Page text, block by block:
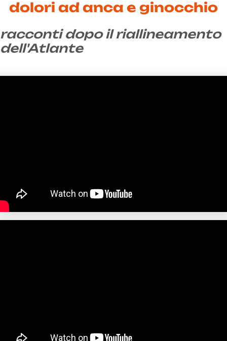
dolori ad anca e ginocchio
racconti dopo il riallineamento
dell'Atlante